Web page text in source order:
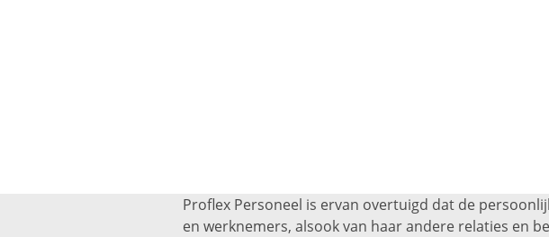
Proflex Personeel is ervan overtuigd dat de
en werknemers, alsook van haar andere relaties en